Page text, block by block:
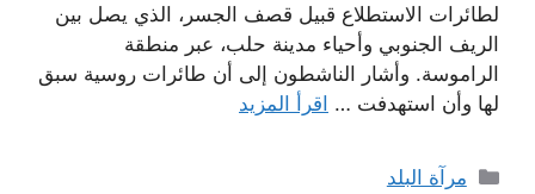
لطائرات الاستطلاع قبيل قصف الجسر، الذي يصل بين
الريف الجنوبي وأحياء مدينة حلب، عبر منطقة
الراموسة. وأشار الناشطون إلى أن طائرات روسية سبق
لها وأن استهدفت … اقرأ المزيد
التصنيفات
مرآة البلد